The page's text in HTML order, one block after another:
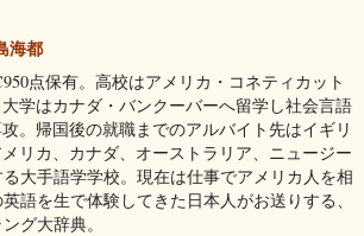
海都
点保有。高校はアメリカ・コネティカット
学はカナダ・バンクーバーへ留学し社会言語
。帰国後の就職までのアルバイト先はイギリ
リカ、カナダ、オーストラリア、ニュージー
大手語学学校。現在は仕事でアメリカ人を相
語を生で体験してきた日本人がお送りする、
グ大辞典。